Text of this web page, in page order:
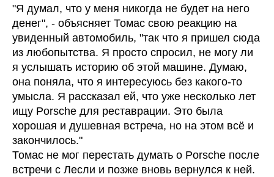
"Я думал, что у меня никогда не будет на него
денег", - объясняет Томас свою реакцию на
увиденный автомобиль, "так что я пришел сюда
из любопытства. Я просто спросил, не могу ли
я услышать историю об этой машине. Думаю,
она поняла, что я интересуюсь без какого-то
умысла. Я рассказал ей, что уже несколько лет
ищу Porsche для реставрации. Это была
хорошая и душевная встреча, но на этом всё и
закончилось."
Томас не мог перестать думать о Porsche после
встречи с Лесли и позже вновь вернулся к ней.